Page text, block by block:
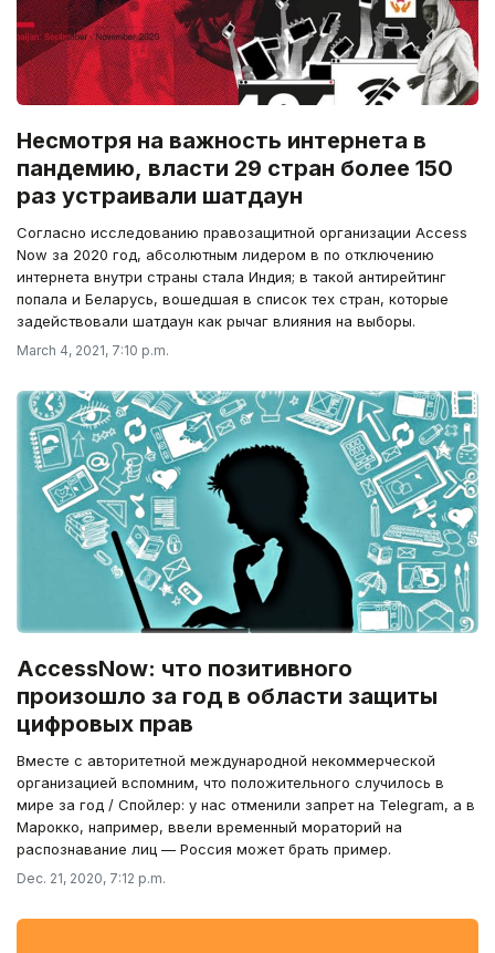
Несмотря на важность интернета в
пандемию, власти 29 стран более 150
раз устраивали шатдаун
Согласно исследованию правозащитной организации Access
Now за 2020 год, абсолютным лидером в по отключению
интернета внутри страны стала Индия; в такой антирейтинг
попала и Беларусь, вошедшая в список тех стран, которые
задействовали шатдаун как рычаг влияния на выборы.
March 4, 2021, 7:10 p.m.
AccessNow: что позитивного
произошло за год в области защиты
цифровых прав
Вместе с авторитетной международной некоммерческой
организацией вспомним, что положительного случилось в
мире за год / Спойлер: у нас отменили запрет на Telegram, а в
Марокко, например, ввели временный мораторий на
распознавание лиц — Россия может брать пример.
Dec. 21, 2020, 7:12 p.m.